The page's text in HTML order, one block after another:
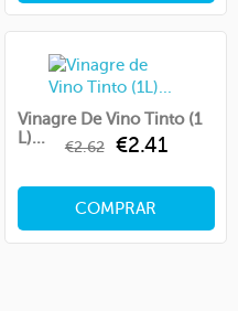
Vinagre De Vino Tinto (1
L)...
Regular
€2.62 Price
€2.41
COMPRAR